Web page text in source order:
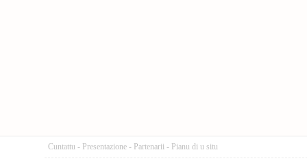
Cuntattu - Presentazione - Partenarii - Pianu di u situ